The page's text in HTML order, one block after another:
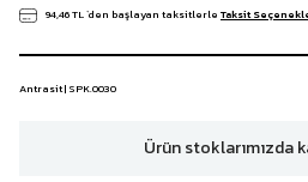
94,46 TL`den başlayan taksitlerle Taksit
Antrasit | SPK.0030
Ürün stoklarımızda